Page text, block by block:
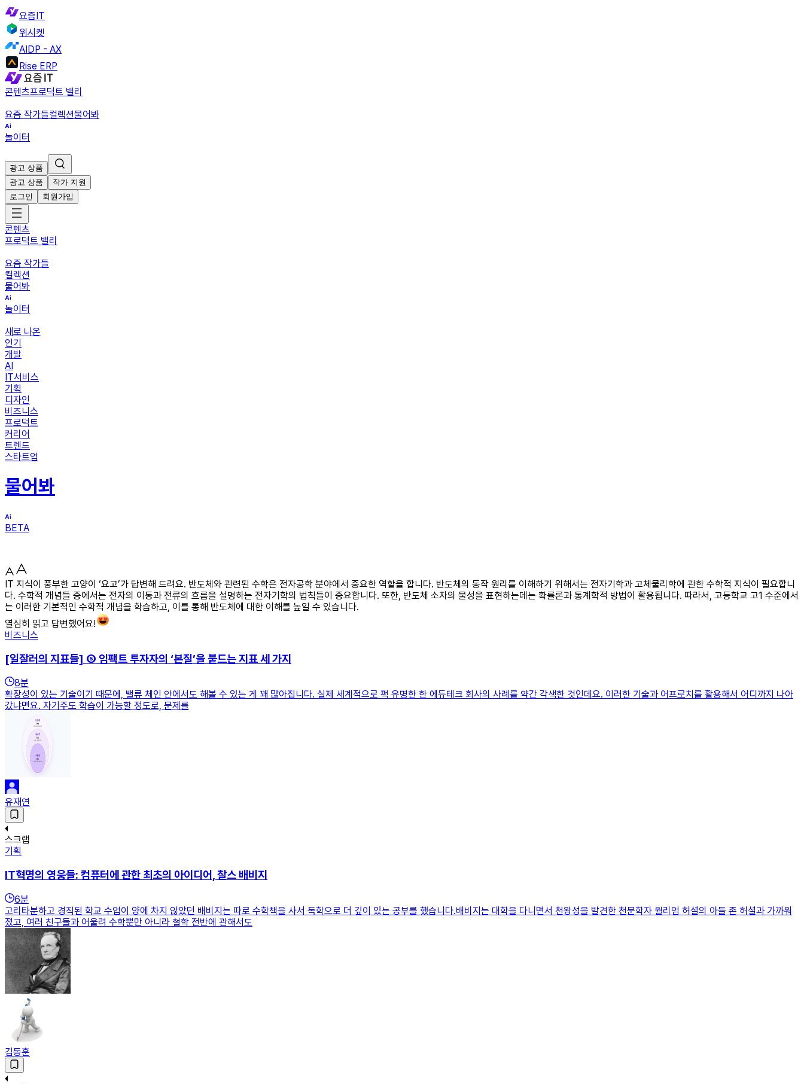
요즘IT
위시켓
AIDP - AX
Rise ERP
콘텐츠프로덕트 밸리
요즘 작가들컬렉션물어봐
놀이터
광고 상품
광고 상품
작가 지원
로그인
회원가입
콘텐츠
프로덕트 밸리
요즘 작가들
컬렉션
물어봐
놀이터
새로 나온
인기
개발
AI
IT서비스
기획
디자인
비즈니스
프로덕트
커리어
트렌드
스타트업
물어봐
BETA
IT 지식이 풍부한 고양이 ‘요고’가 답변해 드려요. 반도체와 관련된 수학은 전자공학 분야에서 중요한 역할을 합니다. 반도체의 동작 원리를 이해하기 위해서는 전자기학과 고체물리학에 관한 수학적 지식이 필요합니
다. 수학적 개념들 중에서는 전자의 이동과 전류의 흐름을 설명하는 전자기학의 법칙들이 중요합니다. 또한, 반도체 소자의 물성을 표현하는데는 확률론과 통계학적 방법이 활용됩니다. 따라서, 고등학교 고1 수준에서
는 이러한 기본적인 수학적 개념을 학습하고, 이를 통해 반도체에 대한 이해를 높일 수 있습니다.
열심히 읽고 답변했어요!
비즈니스
[일잘러의 지표들] ⑤ 임팩트 투자자의 ‘본질’을 붙드는 지표 세 가지
8분
확장성이 있는 기술이기 때문에, 밸류 체인 안에서도 해볼 수 있는 게 꽤 많아집니다. 실제 세계적으로 퍽 유명한 한 에듀테크 회사의 사례를 약간 각색한 것인데요. 이러한 기술과 어프로치를 활용해서 어디까지 나아
갔냐면요. 자기주도 학습이 가능할 정도로, 문제를
유재연
스크랩
기획
IT혁명의 영웅들: 컴퓨터에 관한 최초의 아이디어, 찰스 배비지
6분
고리타분하고 경직된 학교 수업이 양에 차지 않았던 배비지는 따로 수학책을 사서 독학으로 더 깊이 있는 공부를 했습니다.배비지는 대학을 다니면서 천왕성을 발견한 천문학자 월리엄 허셜의 아들 존 허셜과 가까워
졌고, 여러 친구들과 어울려 수학뿐만 아니라 철학 전반에 관해서도
김동훈